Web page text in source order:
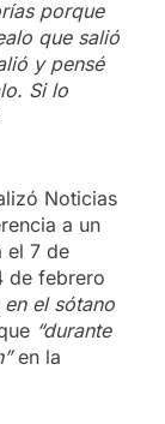
porque
que salió
y pensé
Si lo
Noticias
a un
el 7 de
de febrero
en el sótano
“durante
en la